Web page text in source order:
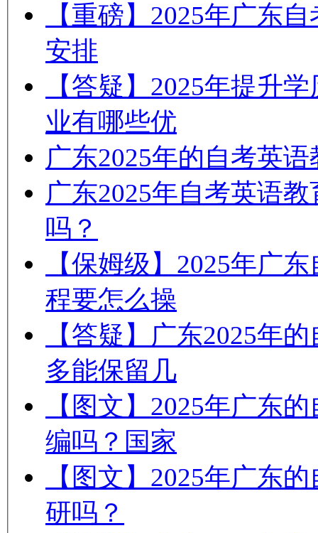
【重磅】2025年广东
安排
【答疑】2025年提升
业有哪些优
广东2025年的自考英
广东2025年自考英语
吗？
【保姆级】2025年广
程要怎么操
【答疑】广东2025年
多能保留几
【图文】2025年广东
编吗？国家
【图文】2025年广东
研吗？